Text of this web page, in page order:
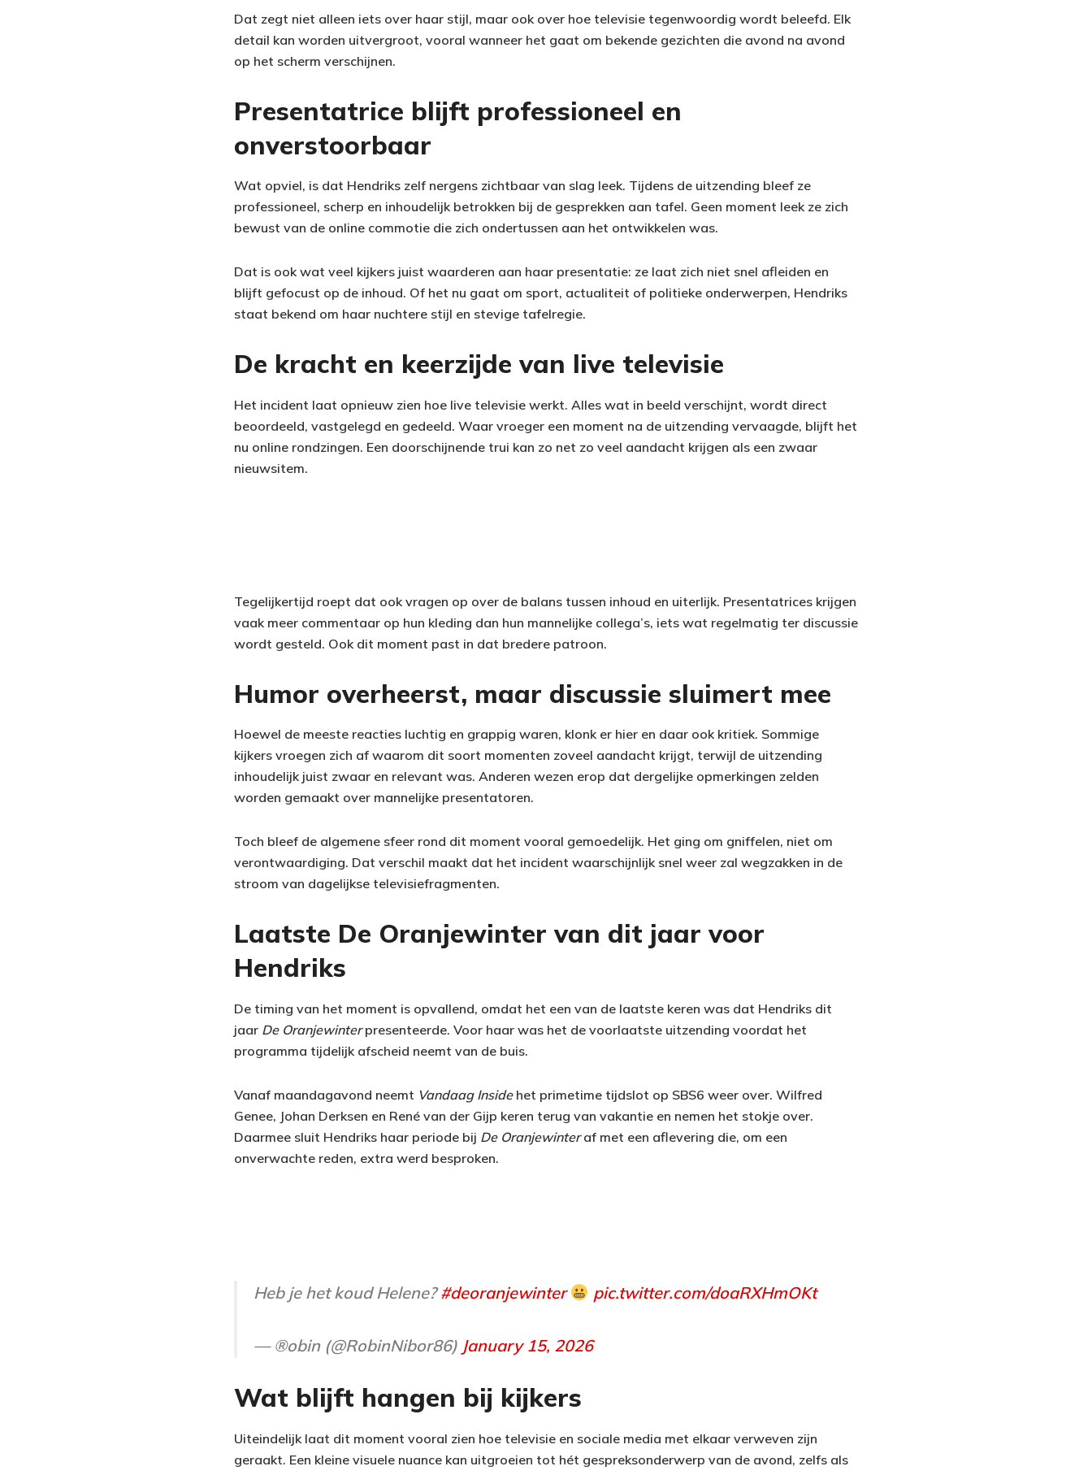
Dat zegt niet alleen iets over haar stijl, maar ook over hoe televisie tegenwoordig wordt beleefd. Elk
detail kan worden uitvergroot, vooral wanneer het gaat om bekende gezichten die avond na avond
op het scherm verschijnen.
Presentatrice blijft professioneel en
onverstoorbaar
Wat opviel, is dat Hendriks zelf nergens zichtbaar van slag leek. Tijdens de uitzending bleef ze
professioneel, scherp en inhoudelijk betrokken bij de gesprekken aan tafel. Geen moment leek ze zich
bewust van de online commotie die zich ondertussen aan het ontwikkelen was.
Dat is ook wat veel kijkers juist waarderen aan haar presentatie: ze laat zich niet snel afleiden en
blijft gefocust op de inhoud. Of het nu gaat om sport, actualiteit of politieke onderwerpen, Hendriks
staat bekend om haar nuchtere stijl en stevige tafelregie.
De kracht en keerzijde van live televisie
Het incident laat opnieuw zien hoe live televisie werkt. Alles wat in beeld verschijnt, wordt direct
beoordeeld, vastgelegd en gedeeld. Waar vroeger een moment na de uitzending vervaagde, blijft het
nu online rondzingen. Een doorschijnende trui kan zo net zo veel aandacht krijgen als een zwaar
nieuwsitem.
Tegelijkertijd roept dat ook vragen op over de balans tussen inhoud en uiterlijk. Presentatrices krijgen
vaak meer commentaar op hun kleding dan hun mannelijke collega’s, iets wat regelmatig ter discussie
wordt gesteld. Ook dit moment past in dat bredere patroon.
Humor overheerst, maar discussie sluimert mee
Hoewel de meeste reacties luchtig en grappig waren, klonk er hier en daar ook kritiek. Sommige
kijkers vroegen zich af waarom dit soort momenten zoveel aandacht krijgt, terwijl de uitzending
inhoudelijk juist zwaar en relevant was. Anderen wezen erop dat dergelijke opmerkingen zelden
worden gemaakt over mannelijke presentatoren.
Toch bleef de algemene sfeer rond dit moment vooral gemoedelijk. Het ging om gniffelen, niet om
verontwaardiging. Dat verschil maakt dat het incident waarschijnlijk snel weer zal wegzakken in de
stroom van dagelijkse televisiefragmenten.
Laatste De Oranjewinter van dit jaar voor
Hendriks
De timing van het moment is opvallend, omdat het een van de laatste keren was dat Hendriks dit
jaar De Oranjewinterpresenteerde. Voor haar was het de voorlaatste uitzending voordat het
programma tijdelijk afscheid neemt van de buis.
Vanaf maandagavond neemt Vandaag Insidehet primetime tijdslot op SBS6 weer over. Wilfred
Genee, Johan Derksen en René van der Gijp keren terug van vakantie en nemen het stokje over.
Daarmee sluit Hendriks haar periode bij De Oranjewinteraf met een aflevering die, om een
onverwachte reden, extra werd besproken.
Heb je het koud Helene?#deoranjewinter pic.twitter.com/doaRXHmOKt
— ®️obin (@RobinNibor86) January 15, 2026
Wat blijft hangen bij kijkers
Uiteindelijk laat dit moment vooral zien hoe televisie en sociale media met elkaar verweven zijn
geraakt. Een kleine visuele nuance kan uitgroeien tot hét gespreksonderwerp van de avond, zelfs als